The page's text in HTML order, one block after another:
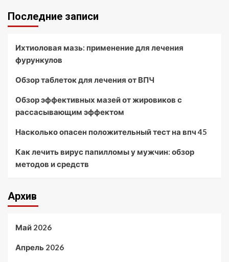
Последние записи
Ихтиоловая мазь: применение для лечения
фурункулов
Обзор таблеток для лечения от ВПЧ
Обзор эффективных мазей от жировиков с
рассасывающим эффектом
Насколько опасен положительный тест на впч 45
Как лечить вирус папилломы у мужчин: обзор
методов и средств
Архив
Май 2026
Апрель 2026